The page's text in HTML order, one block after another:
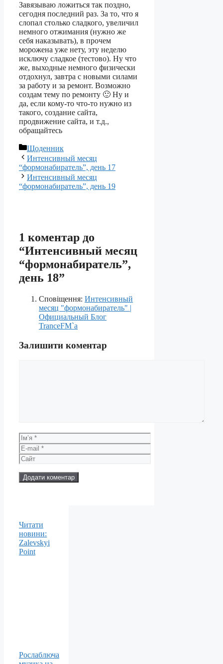
Завязываю ложиться так поздно,
сегодня последний раз. За то, что я
слопал столько сладкого, увеличил
немного отжимания (нужно же
себя наказывать), в прочем
морожена уже нету, эту неделю
исключу сладкое (тестово). Ну что
же, выходные немного физически
отдохнул, завтра с новыми силами
за работу и за ремонт. Возможно
создам тему по ремонту 🙂 Ну и
да, если кому-то что-то нужно из
такого, создание сайта,
продвижение сайта, и т.д.,
обращайтесь
Категорії
Щоденник
Интенсивный месяц
“формонабиратель”, день 17
Интенсивный месяц
“формонабиратель”, день 19
1 коментар до
“Интенсивный месяц
“формонабиратель”,
день 18”
Сповіщення: Интенсивный
месяц "формонабиратель" |
Официальный Блог
TranceFM`a
Залишити коментар
Ім’я
E-
mail
Сайт
Читати
новини:
Zalevskyi
Point
Рослаблюча